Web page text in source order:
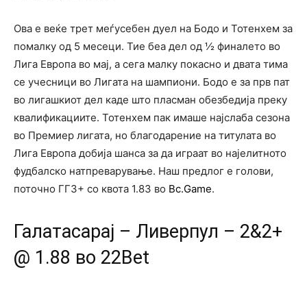
Ова е веќе трет меѓусебен дуел на Бодо и Тотенхем за
помалку од 5 месеци. Тие беа дел од ½ финалето во
Лига Европа во мај, а сега малку покасно и двата тима
се учесници во Лигата на шампиони. Бодо е за прв пат
во лигашкиот дел каде што пласман обезбедија преку
квалификациите. Тотенхем пак имаше најслаба сезона
во Премиер лигата, но благодарение на титулата во
Лига Европа добија шанса за да играат во најелитното
фудбалско натпреварување. Наш предлог е голови,
поточно ГГ3+ со квота 1.83 во Bc.Game.
Галатасарај – Ливерпул – 2&2+
@ 1.88 во 22Bet